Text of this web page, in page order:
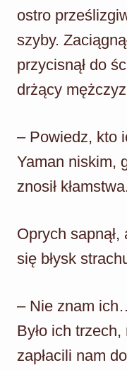
ostro
szyby.
przycisnął do
drżący
– Powiedz, kto
Yaman niskim,
znosił
Oprych
się błysk
– Nie znam
Było ich
zapłacili nam